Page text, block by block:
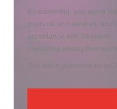
By submitting, you agree
products and services, and
accordance with Semperis’
contacting
This site is protected by